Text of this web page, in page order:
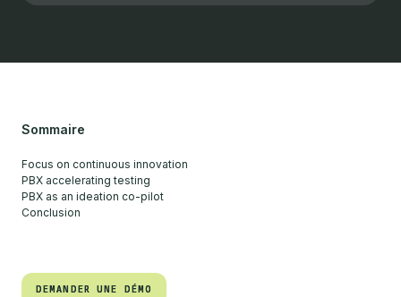
Sommaire
Focus on continuous innovation
PBX accelerating testing
PBX as an ideation co-pilot
Conclusion
DEMANDER UNE DÉMO
DEMANDER UNE DÉMO